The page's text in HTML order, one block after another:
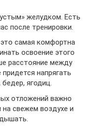
желудком. Есть
после тренировки.
самая комфортна
освоение этого
расстояние между
напрягать
ягодиц.
отложений важно
на свежем воздухе и